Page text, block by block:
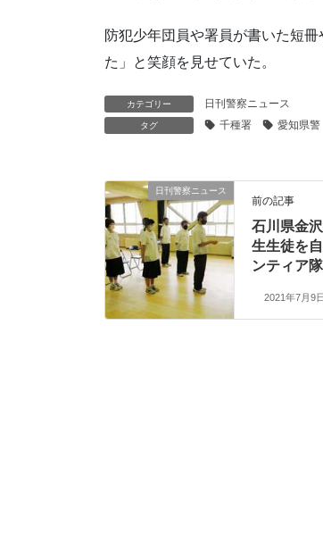
防犯少年団員や署員が書いた短
た」と笑顔を見せていた。
カテゴリー 日刊警察ニュース
タグ 千種署 愛知県警
日刊警察ニュース
前の記事
石川県金
生生徒を
ンティア
2021年7月9日